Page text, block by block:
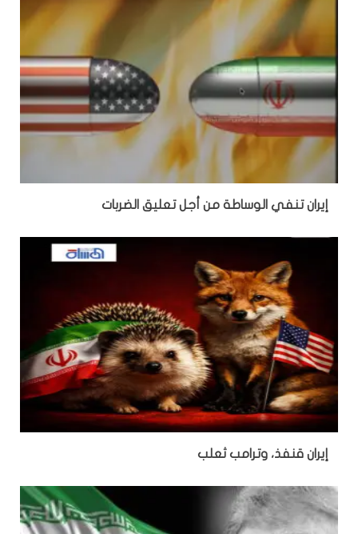
إيران تنفي الوساطة من أجل تعليق الضربات
إيران قنفذ، وترامب ثعلب